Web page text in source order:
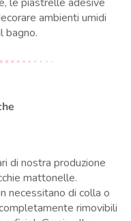
ambienti umidi
bagno.
di nostra produzione
mattonelle.
necessitano di colla o
rimovibili